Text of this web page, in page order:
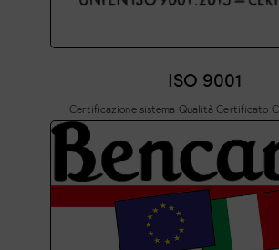
ISO 9001
Certificazione sistema Qualità Certificato